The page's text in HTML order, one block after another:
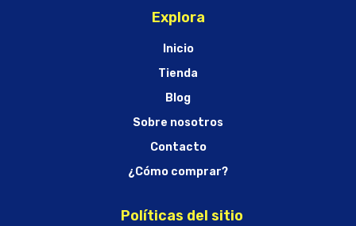
Explora
Inicio
Tienda
Blog
Sobre nosotros
Contacto
¿Cómo comprar?
Políticas del sitio